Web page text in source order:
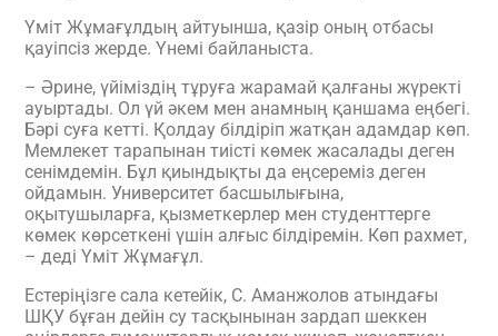
Үміт Жұмағұлдың айтуынша, қазір оның отбасы
қауіпсіз жерде. Үнемі байланыста.
– Әрине, үйіміздің тұруға жарамай қалғаны жүректі
ауыртады. Ол үй әкем мен анамның қаншама еңбегі.
Бәрі суға кетті. Қолдау білдіріп жатқан адамдар көп.
Мемлекет тарапынан тиісті көмек жасалады деген
сенімдемін. Бұл қиындықты да еңсереміз деген
ойдамын. Университет басшылығына,
оқытушыларға, қызметкерлер мен студенттерге
көмек көрсеткені үшін алғыс білдіремін. Көп рахмет,
– деді Үміт Жұмағұл.
Естеріңізге сала кетейік, С. Аманжолов атындағы
ШҚУ бұған дейін су тасқынынан зардап шеккен